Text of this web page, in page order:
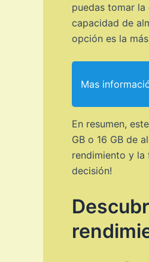
puedas tomar
capacidad de
opción es la
Mas
En resumen,
GB o 16 GB de
rendimiento y la
decisión!